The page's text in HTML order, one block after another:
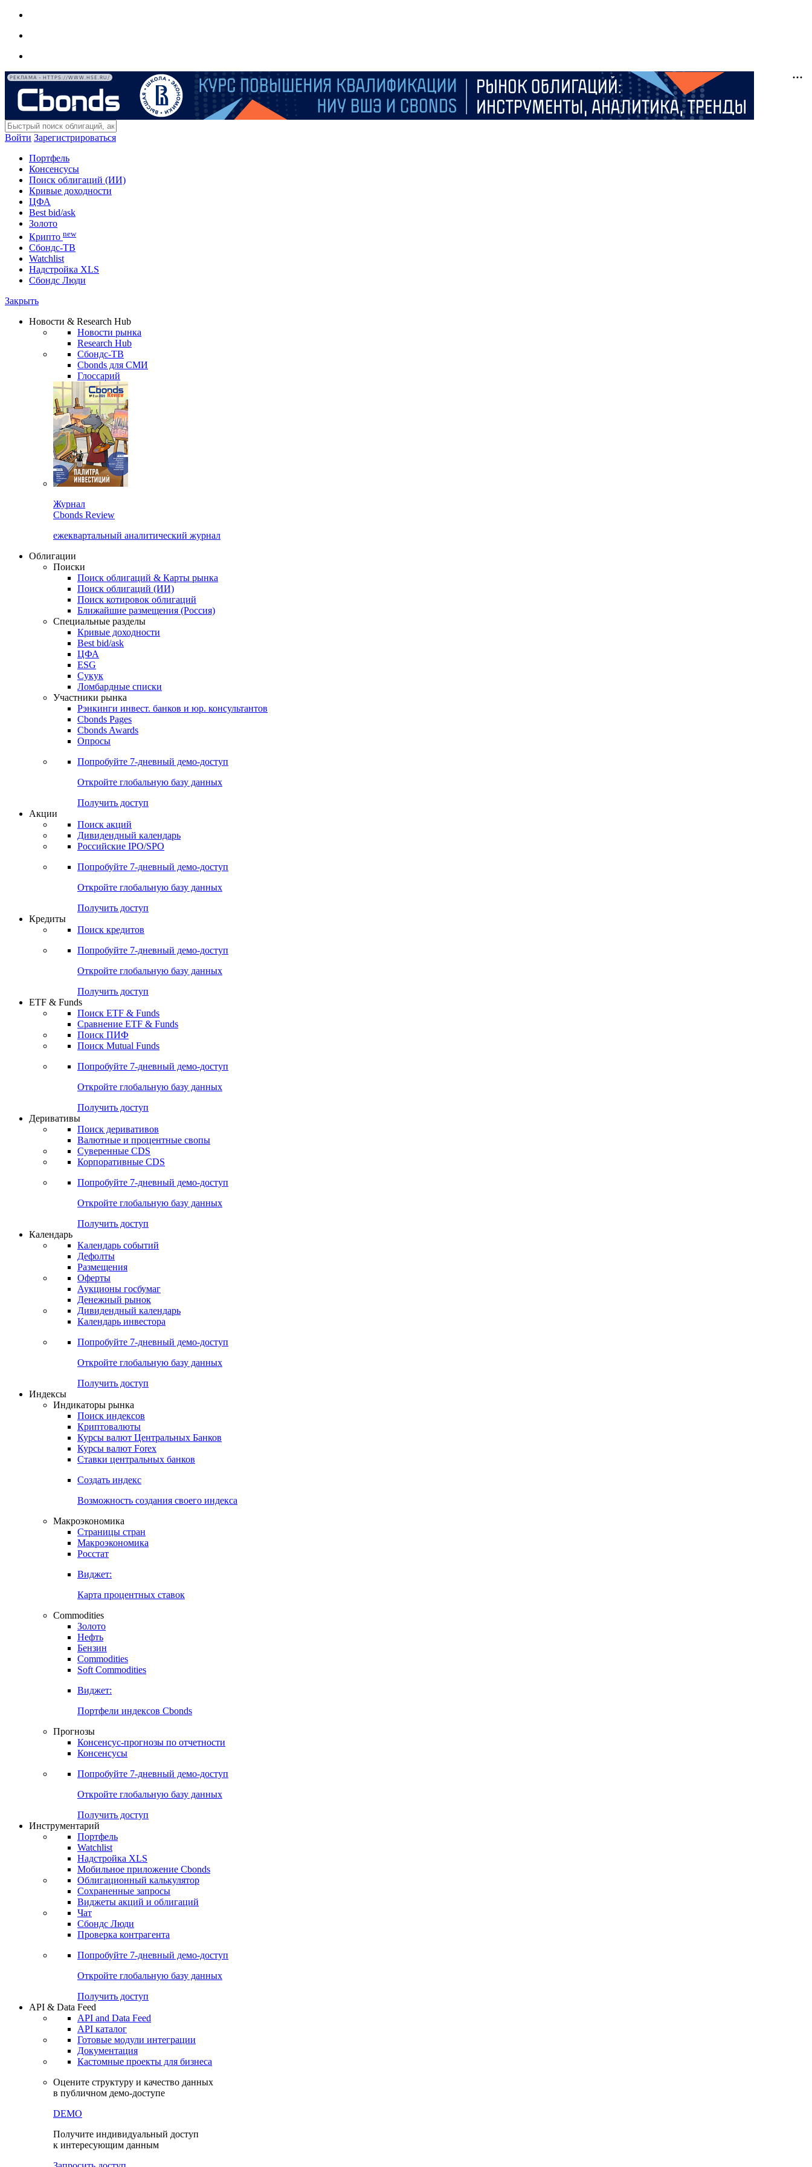
РЕКЛАМА • HTTPS://WWW.HSE.RU/
Войти Зарегистрироваться
Портфель
Консенсусы
Поиск облигаций (ИИ)
Кривые доходности
ЦФА
Best bid/ask
Золото
Крипто new
Сбондс-ТВ
Watchlist
Надстройка XLS
Сбондс Люди
Закрыть
Новости & Research Hub
Новости рынка
Research Hub
Сбондс-ТВ
Cbonds для СМИ
Глоссарий
Журнал
Cbonds Review
ежеквартальный аналитический журнал
Облигации
Поиски
Поиск облигаций & Карты рынка
Поиск облигаций (ИИ)
Поиск котировок облигаций
Ближайшие размещения (Россия)
Специальные разделы
Кривые доходности
Best bid/ask
ЦФА
ESG
Сукук
Ломбардные списки
Участники рынка
Рэнкинги инвест. банков и юр. консультантов
Cbonds Pages
Cbonds Awards
Опросы
Попробуйте 7-дневный демо-доступ
Откройте глобальную базу данных
Получить доступ
Акции
Поиск акций
Дивидендный календарь
Российские IPO/SPO
Попробуйте 7-дневный демо-доступ
Откройте глобальную базу данных
Получить доступ
Кредиты
Поиск кредитов
Попробуйте 7-дневный демо-доступ
Откройте глобальную базу данных
Получить доступ
ETF & Funds
Поиск ETF & Funds
Сравнение ETF & Funds
Поиск ПИФ
Поиск Mutual Funds
Попробуйте 7-дневный демо-доступ
Откройте глобальную базу данных
Получить доступ
Деривативы
Поиск деривативов
Валютные и процентные свопы
Суверенные CDS
Корпоративные CDS
Попробуйте 7-дневный демо-доступ
Откройте глобальную базу данных
Получить доступ
Календарь
Календарь событий
Дефолты
Размещения
Оферты
Аукционы госбумаг
Денежный рынок
Дивидендный календарь
Календарь инвестора
Попробуйте 7-дневный демо-доступ
Откройте глобальную базу данных
Получить доступ
Индексы
Индикаторы рынка
Поиск индексов
Криптовалюты
Курсы валют Центральных Банков
Курсы валют Forex
Ставки центральных банков
Создать индекс
Возможность создания своего индекса
Макроэкономика
Страницы стран
Макроэкономика
Росстат
Виджет:
Карта процентных ставок
Commodities
Золото
Нефть
Бензин
Commodities
Soft Commodities
Виджет:
Портфели индексов Cbonds
Прогнозы
Консенсус-прогнозы по отчетности
Консенсусы
Попробуйте 7-дневный демо-доступ
Откройте глобальную базу данных
Получить доступ
Инструментарий
Портфель
Watchlist
Надстройка XLS
Мобильное приложение Cbonds
Облигационный калькулятор
Сохраненные запросы
Виджеты акций и облигаций
Чат
Сбондс Люди
Проверка контрагента
Попробуйте 7-дневный демо-доступ
Откройте глобальную базу данных
Получить доступ
API & Data Feed
API and Data Feed
API каталог
Готовые модули интеграции
Документация
Кастомные проекты для бизнеса
Оцените структуру и качество данных
в публичном демо-доступе
DEMO
Получите индивидуальный доступ
к интересующим данным